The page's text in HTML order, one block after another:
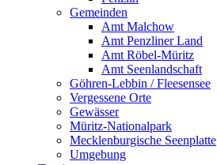
Gemeinden
Amt Malchow
Amt Penzliner Land
Amt Röbel-Müritz
Amt Seenlandschaft
Göhren-Lebbin / Fleesensee
Vergessene Orte
Gewässer
Müritz-Nationalpark
Mecklenburgische Seenplatte
Umgebung